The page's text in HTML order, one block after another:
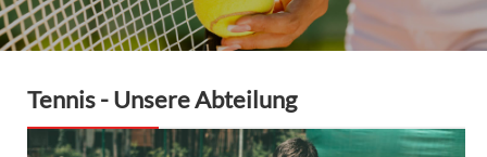
Tennis - Unsere Abteilung